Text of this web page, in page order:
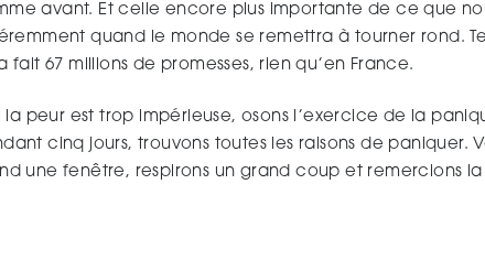
avant. Et celle encore plus importante de ce que
quand le monde se remettra à tourner rond.
fait 67 millions de promesses, rien qu’en France.
la peur est trop impérieuse, osons l’exercice de la
cinq jours, trouvons toutes les raisons de paniquer.
une fenêtre, respirons un grand coup et remercions la